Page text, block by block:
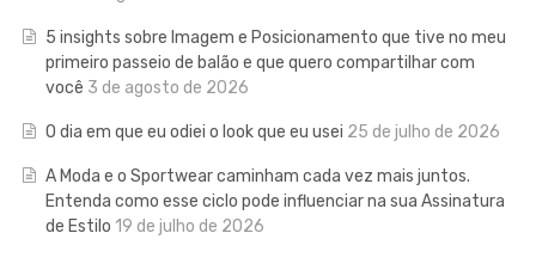
5 insights sobre Imagem e Posicionamento que tive no meu
primeiro passeio de balão e que quero compartilhar com
você 3 de agosto de 2026
O dia em que eu odiei o look que eu usei 25 de julho de 2026
A Moda e o Sportwear caminham cada vez mais juntos.
Entenda como esse ciclo pode influenciar na sua Assinatura
de Estilo 19 de julho de 2026